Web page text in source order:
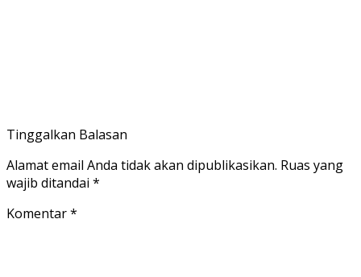
Tinggalkan Balasan
Alamat email Anda tidak akan dipublikasikan. Ruas yang
wajib ditandai *
Komentar*